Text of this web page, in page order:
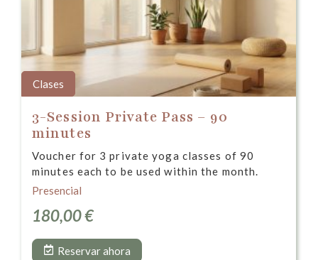
Clases
3-Session Private Pass – 90
minutes
Voucher for 3 private yoga classes of 90
minutes each to be used within the month.
Presencial
180,00€
Reservar ahora